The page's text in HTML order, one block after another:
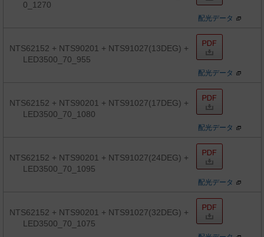
0_1270
配光データ
NTS62152 + NTS90201 + NTS91027(13DEG) +
LED3500_70_955
配光データ
NTS62152 + NTS90201 + NTS91027(17DEG) +
LED3500_70_1080
配光データ
NTS62152 + NTS90201 + NTS91027(24DEG) +
LED3500_70_1095
配光データ
NTS62152 + NTS90201 + NTS91027(32DEG) +
LED3500_70_1075